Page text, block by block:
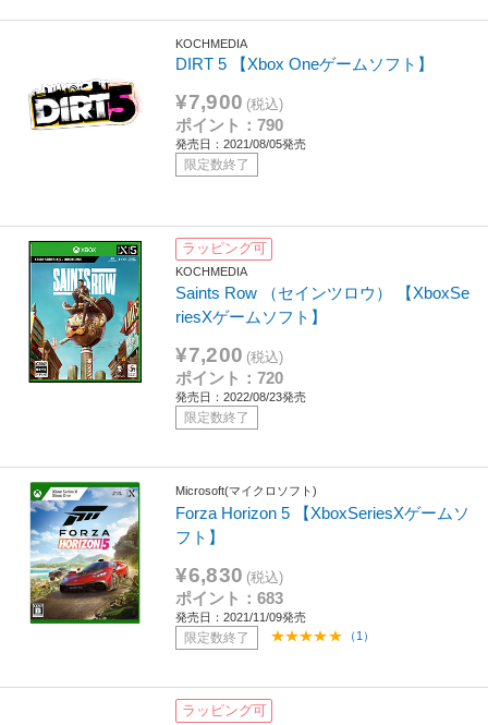
KOCHMEDIA
DIRT 5 【Xbox Oneゲームソフト】
¥7,900 (税込)
ポイント：790
発売日：2021/08/05発売
限定数終了
ラッピング可
KOCHMEDIA
Saints Row （セインツロウ） 【XboxSe
riesXゲームソフト】
¥7,200 (税込)
ポイント：720
発売日：2022/08/23発売
限定数終了
Microsoft(マイクロソフト)
Forza Horizon 5 【XboxSeriesXゲームソ
フト】
¥6,830 (税込)
ポイント：683
発売日：2021/11/09発売
限定数終了 （1）
ラッピング可